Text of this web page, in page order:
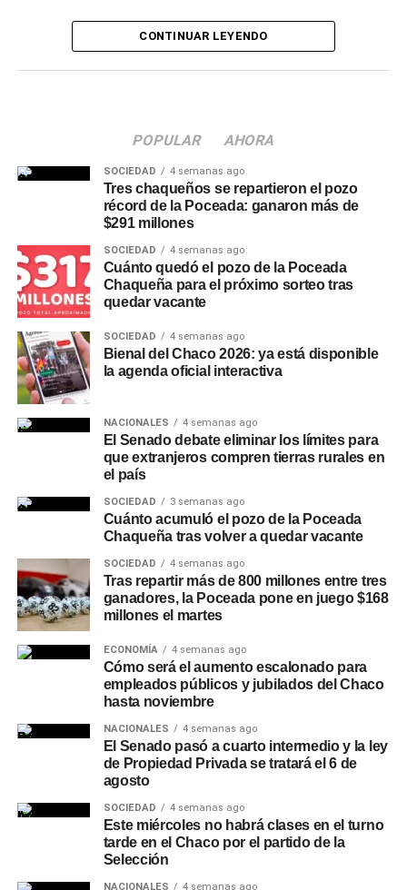
Cambios en las preferencias y
el auge de las opciones sin
Durante los últimos años, el perfil del consumidor
variedades tradicionales rubias sostienen el mayor
volumen de ventas, se consolidó la búsqueda de nuevos
estilos artesanales, combinaciones gastronómicas y
alternativas de menor graduación.
Entre las tendencias de
mercado sobresalen los
siguientes aspectos:
Crecimiento del segmento sin alcohol: Las
variantes 0.0% ganaron terreno entre consumidores
que buscan balancear hidratación o conducir sin
riesgos sin abandonar el ritual social.
Mapeo de maridajes: La cerveza amplió su
presencia en la gastronomía formal, combinándose
con carnes a las brasas, pastas e incluso postres.
Canales de compra directos: Las plataformas de
envío a domicilio registraron subas constantes en
la demanda, especialmente durante eventos
deportivos de gran escala.
Secretos para servirla y
conservar la calidad
Especialistas del sector señalan que la forma de servido
resulta determinante para apreciar los aromas y evitar
molestias digestivas. La presencia de dos dedos de
espuma es obligatoria para proteger la bebida del
contacto con el oxígeno y retener la gasificación.
CONTINUAR LEYENDO
POPULAR AHORA
SOCIEDAD 4 semanas ago
Tres chaqueños se repartieron el pozo
récord de la Poceada: ganaron más de
$291 millones
SOCIEDAD 4 semanas ago
Cuánto quedó el pozo de la Poceada
Chaqueña para el próximo sorteo tras
quedar vacante
SOCIEDAD 4 semanas ago
Bienal del Chaco 2026: ya está disponible
la agenda oficial interactiva
NACIONALES 4 semanas ago
El Senado debate eliminar los límites para
que extranjeros compren tierras rurales en
el país
SOCIEDAD 3 semanas ago
Cuánto acumuló el pozo de la Poceada
Chaqueña tras volver a quedar vacante
SOCIEDAD 4 semanas ago
Tras repartir más de 800 millones entre tres
ganadores, la Poceada pone en juego $168
millones el martes
ECONOMÍA 4 semanas ago
Cómo será el aumento escalonado para
empleados públicos y jubilados del Chaco
hasta noviembre
NACIONALES 4 semanas ago
El Senado pasó a cuarto intermedio y la ley
de Propiedad Privada se tratará el 6 de
agosto
SOCIEDAD 4 semanas ago
Este miércoles no habrá clases en el turno
tarde en el Chaco por el partido de la
Selección
NACIONALES 4 semanas ago